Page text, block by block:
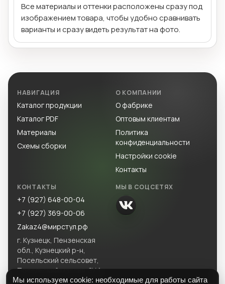
Все материалы и оттенки расположены сразу под
изображением товара, чтобы удобно сравнивать
варианты и сразу видеть результат на фото.
НАВИГАЦИЯ
Каталог продукции
Каталог PDF
Материалы
Схемы сборки
О КОМПАНИИ
О фабрике
Оптовым клиентам
Политика
конфиденциальности
Настройки cookie
Контакты
КОНТАКТЫ
+7 (927) 648-00-04
+7 (927) 369-00-06
Zakaz4@мирстул.рф
г. Кузнецк, Пензенская
обл., Кузнецкий р-н,
Посельский сельсовет,
Посельский массив, ЗУ 1.
МЫ В СОЦСЕТЯХ
Мы используем cookie: необходимые для работы сайта